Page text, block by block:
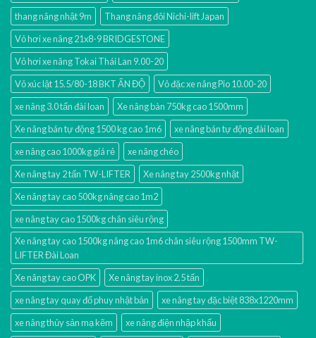
thang nâng nhật 9m
Thang nâng đôi Nichi-lift Japan
Vỏ hơi xe nâng 21x8-9 BRIDGESTONE
Vỏ hơi xe nâng Tokai Thái Lan 9.00-20
Vỏ xúc lật 15.5/80-18 BKT ẤN ĐỘ
Vỏ đặc xe nâng Pio 10.00-20
xe nâng 3.0 tấn đài loan
Xe nâng bàn 750kg cao 1500mm
Xe nâng bán tự động 1500 kg cao 1m6
xe nâng bán tự động đài loan
xe nâng cao 1000kg giá rẻ
xe nâng chéo
Xe nâng tay 2 tấn TW-LIFTER
Xe nâng tay 2500kg nhật
Xe nâng tay cao 500kg nâng cao 1m2
xe nâng tay cao 1500kg chân siêu rộng
Xe nâng tay cao 1500kg nâng cao 1m6 chân siêu rộng 1500mm TW-
LIFTER Đài Loan
Xe nâng tay cao OPK
Xe nâng tay inox 2.5 tấn
xe nâng tay quay đổ phuy nhật bản
xe nâng tay đặc biệt 838x1220mm
xe nâng thủy sản mạ kẽm
xe nâng điện nhập khấu